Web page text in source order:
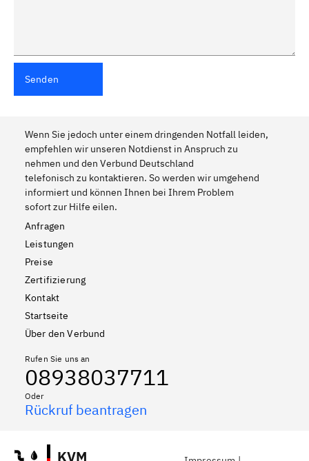
Senden
Wenn Sie jedoch unter einem dringenden Notfall leiden,
empfehlen wir unseren Notdienst in Anspruch zu
nehmen und den Verbund Deutschland
telefonisch zu kontaktieren. So werden wir umgehend
informiert und können Ihnen bei Ihrem Problem
sofort zur Hilfe eilen.
Anfragen
Leistungen
Preise
Zertifizierung
Kontakt
Startseite
Über den Verbund
Rufen Sie uns an
08938037711
Oder
Rückruf beantragen
KVM